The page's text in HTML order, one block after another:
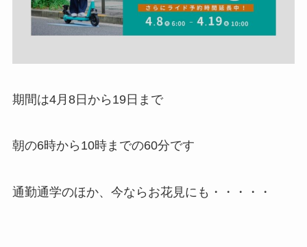
期間は4月8日から19日まで
朝の6時から10時までの60分です
通勤通学のほか、今ならお花見にも・・・・・